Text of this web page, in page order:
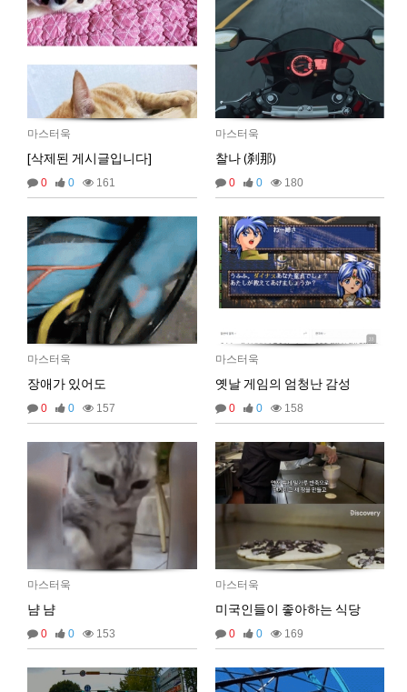
마스터욱
[삭제된 게시글입니다]
0 0 161
마스터욱
찰나 (刹那)
0 0 180
마스터욱
장애가 있어도
0 0 157
마스터욱
옛날 게임의 엄청난 감성
0 0 158
마스터욱
냠 냠
0 0 153
마스터욱
미국인들이 좋아하는 식당
0 0 169
비회원h2886he6tavaqo5gfcutpauv7a 왜안되ㄴ노
16:53:48
마스터욱
18:04:17
2025년 06월 27일 금요일
벌레세끼 ㅡ.,ㅡ
09:50:02
벌레세끼
2025년 07월 03일 목요일
비회원dv2usu9hbebam2evg87nl8ufh5 안녕하세요!
견했네요!
19:24:33
비회원dv2usu9hbebam2evg87nl8ufh5 혹시 크롤링을 ms단위로 하시는분들도 계실까요? 19:24:47
비회원dv2usu9hbebam2evg87nl8ufh5 제 한계는 초단위네요...
19:24:54
마스터욱
초단위도 힘듭겁니다. 대부분 벤당해요 20:43:23
2025년 07월 16일 수요일
비회원rs68c0ijkc5rlcc0q4euob9mt5
선생님, 그럽 업비트 공지사항은 분단위로 해야 하
마스터욱 19:33:05
2025년 09월 05일 금요일
02:57:17